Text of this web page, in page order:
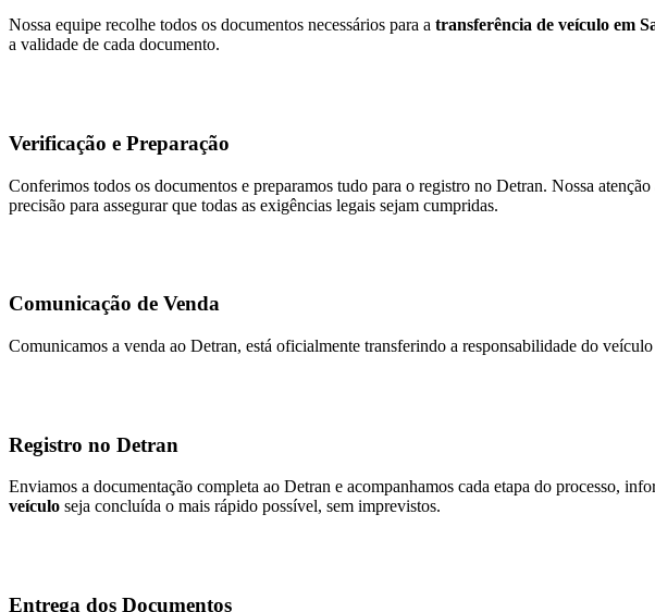
Nossa equipe recolhe todos os documentos necessários para a transferência de veículo em
a validade de cada documento.
Verificação e Preparação
Conferimos todos os documentos e preparamos tudo para o registro no Detran. Nossa
precisão para assegurar que todas as exigências legais sejam cumpridas.
Comunicação de Venda
Comunicamos a venda ao Detran, está oficialmente transferindo a responsabilidade do
Registro no Detran
Enviamos a documentação completa ao Detran e acompanhamos cada etapa do processo,
veículo seja concluída o mais rápido possível, sem imprevistos.
Entrega dos Documentos